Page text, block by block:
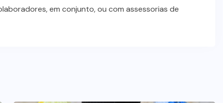
em conjunto, ou com assessorias de